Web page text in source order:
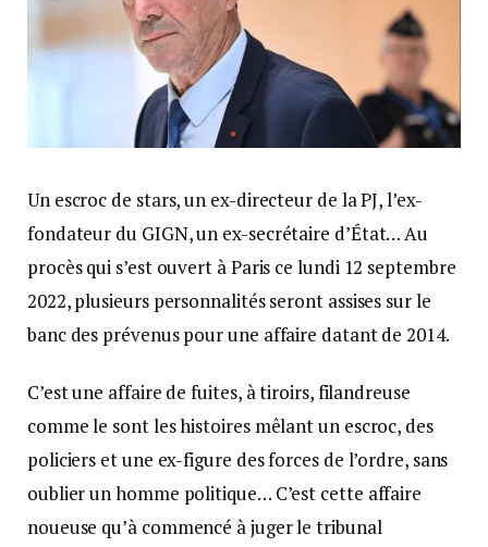
Un escroc de stars, un ex-directeur de la PJ, l’ex-
fondateur du GIGN, un ex-secrétaire d’État… Au
procès qui s’est ouvert à Paris ce lundi 12 septembre
2022, plusieurs personnalités seront assises sur le
banc des prévenus pour une affaire datant de 2014.
C’est une affaire de fuites, à tiroirs, filandreuse
comme le sont les histoires mêlant un escroc, des
policiers et une ex-figure des forces de l’ordre, sans
oublier un homme politique… C’est cette affaire
noueuse qu’à commencé à juger le tribunal